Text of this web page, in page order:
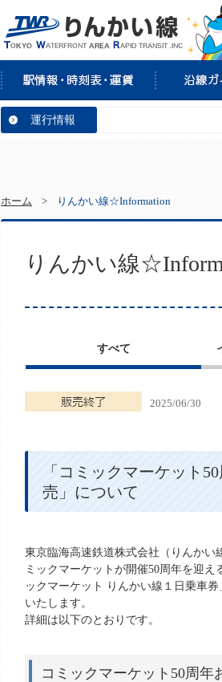
運行情報
ホーム > りんかい線☆Information
りんかい線
すべて
2025/06/30
「コミックマーケット
売」について
東京臨海高速鉄道株式会社（りんかい
ミックマーケットが開催50周年を迎
ックマーケット りんかい線１日乗車
いたします。
詳細は以下のとおりです。
コミックマーケット50周